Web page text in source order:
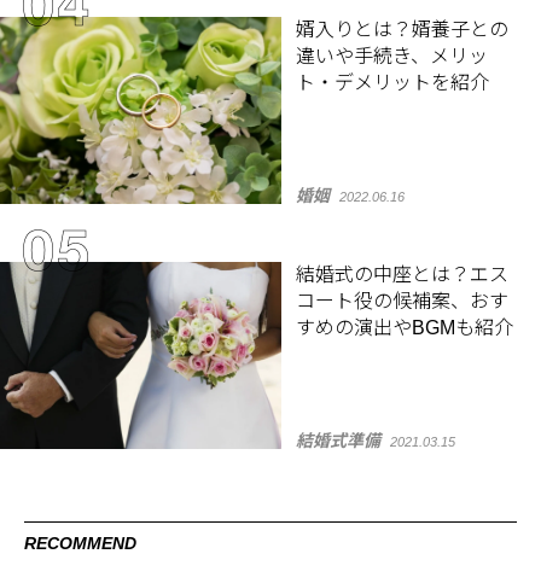
婿入りとは？婿養子との
違いや手続き、メリッ
ト・デメリットを紹介
婚姻 2022.06.16
結婚式の中座とは？エス
コート役の候補案、おす
すめの演出やBGMも紹介
結婚式準備 2021.03.15
RECOMMEND